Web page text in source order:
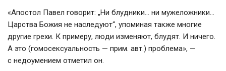
«Апостол Павел говорит: „Ни блудники… ни мужеложники…
Царства Божия не наследуют“, упоминая также многие
другие грехи. К примеру, люди изменяют, блудят. И ничего.
А это (гомосексуальность — прим. авт.) проблема», —
с недоумением отметил он.